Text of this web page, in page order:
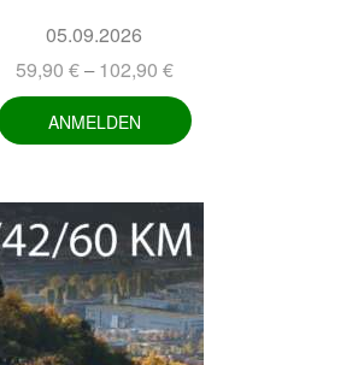
05.09.2026
59,90 € –102,90 €
ANMELDEN